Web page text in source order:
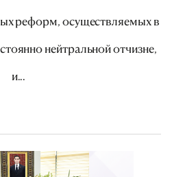
реформ, осуществляемых в
нейтральной отчизне,
и...